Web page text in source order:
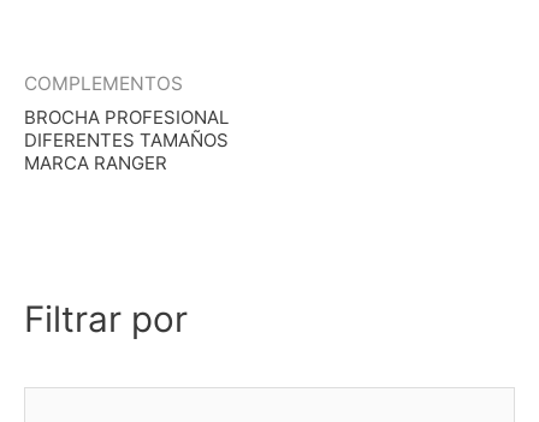
COMPLEMENTOS
BROCHA PROFESIONAL
DIFERENTES TAMAÑOS
MARCA RANGER
Filtrar por